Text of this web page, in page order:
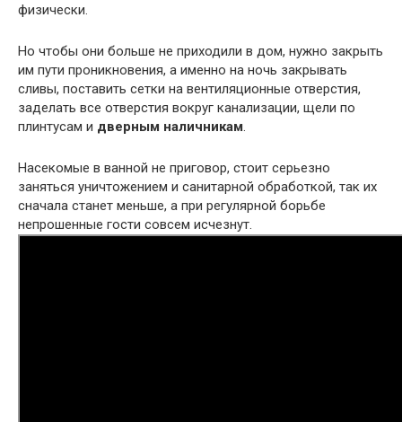
физически.
Но чтобы они больше не приходили в дом, нужно закрыть
им пути проникновения, а именно на ночь закрывать
сливы, поставить сетки на вентиляционные отверстия,
заделать все отверстия вокруг канализации, щели по
плинтусам и дверным наличникам.
Насекомые в ванной не приговор, стоит серьезно
заняться уничтожением и санитарной обработкой, так их
сначала станет меньше, а при регулярной борьбе
непрошенные гости совсем исчезнут.